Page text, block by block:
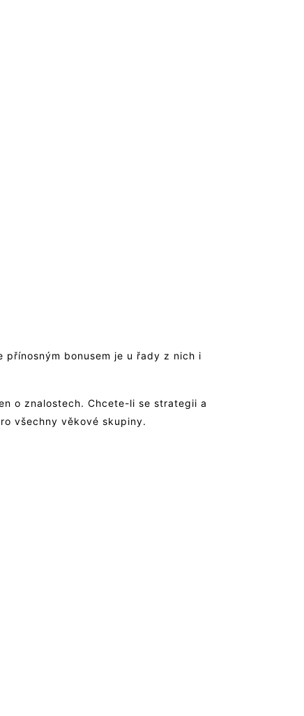
bonusem je u řady z nich i
o znalostech. Chcete-li se strategii a
všechny věkové skupiny.